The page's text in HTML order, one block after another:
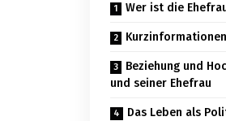
Wer ist die
Beziehung und
und seiner Ehefrau
Das Leben als